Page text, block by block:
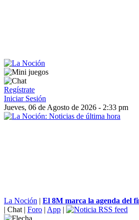
Regístrate
Iniciar Sesión
Jueves, 06 de Agosto de 2026 - 2:33 pm
La Noción | El 8M marca la agenda del
| Chat | Foro | App |